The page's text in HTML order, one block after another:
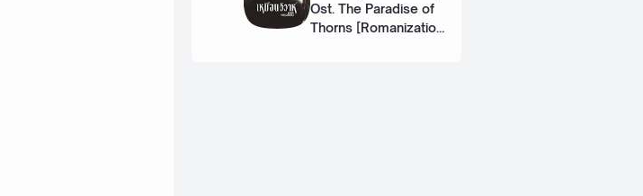
Ost. The Paradise of
Thorns [Romanization